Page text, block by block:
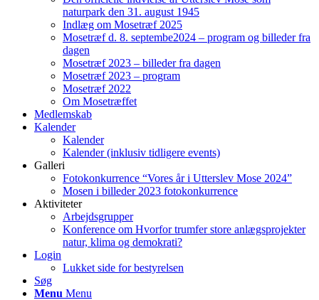
naturpark den 31. august 1945
Indlæg om Mosetræf 2025
Mosetræf d. 8. septembe2024 – program og billeder fra
dagen
Mosetræf 2023 – billeder fra dagen
Mosetræf 2023 – program
Mosetræf 2022
Om Mosetræffet
Medlemskab
Kalender
Kalender
Kalender (inklusiv tidligere events)
Galleri
Fotokonkurrence “Vores år i Utterslev Mose 2024”
Mosen i billeder 2023 fotokonkurrence
Aktiviteter
Arbejdsgrupper
Konference om Hvorfor trumfer store anlægsprojekter
natur, klima og demokrati?
Login
Lukket side for bestyrelsen
Søg
Menu Menu